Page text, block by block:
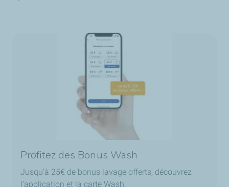
Profitez des Bonus Wash
Jusqu’à 25€ de bonus lavage offerts, découvrez
l’application et la carte Wash.